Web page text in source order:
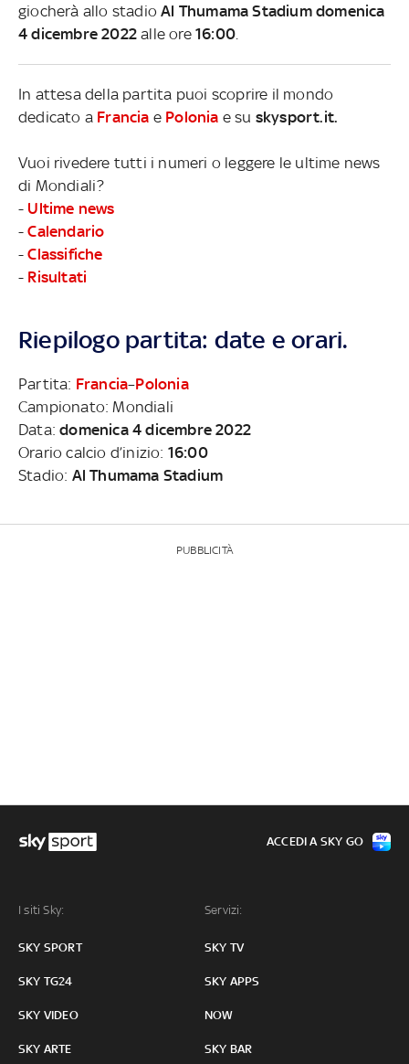
giocherà allo stadioAl Thumama Stadium domenica
4 dicembre 2022 alle ore 16:00
In attesa della partita puoi scoprire il mondo
dedicato a Francia e Polonia e su skysport.it.
Vuoi rivedere tutti i numeri o leggere le ultime news
di Mondiali?
- Ultime news
-Calendario
-Classifiche
- Risultati
Riepilogo partita: date e orari.
Partita: Francia–Polonia
Campionato: Mondiali
Data:domenica 4 dicembre 2022
Orario calcio d’inizio: 16:00
Stadio: Al Thumama Stadium
PUBBLICITÀ
I siti Sky:
SKY SPORT
SKY TG24
SKY VIDEO
SKY ARTE
Servizi:
SKY TV
SKY APPS
NOW
SKY BAR
ACCEDI A SKY GO